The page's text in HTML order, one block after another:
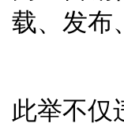
载、发布
此举不仅